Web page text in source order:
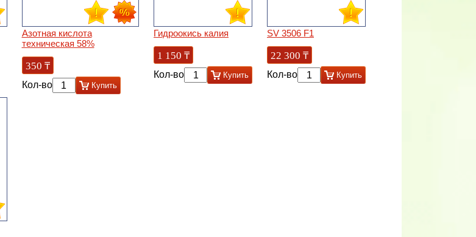
Азотная кислота
техническая 58%
350 ₸
Кол-во Купить
Гидроокись калия
1 150 ₸
Кол-во Купить
SV 3506 F1
22 300 ₸
Кол-во Купить